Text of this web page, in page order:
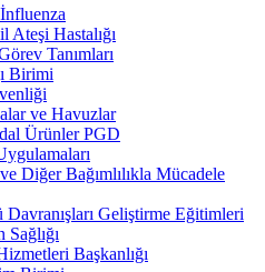
Ateşi Hastalığı
Tanımları
Birimi
ve Havuzlar
Ürünler PGD
Diğer Bağımlılıkla Mücadele
Davranışları Geliştirme Eğitimleri
Sağlığı
Başkanlığı